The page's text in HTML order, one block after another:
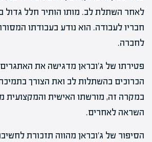
לאחר השתלת לב. מותו הותיר חלל גדול
חבריו לעבודה. הוא נודע בעבודתו
לחברה.
פטירתו של ג'ובראן מדגישה את האתגרים
הכרוכים בהשתלות לב ואת הצורך
במקרה זה, מורשתו האישית והמקצועית
השראה לאחרים.
הסיפור של ג'ובראן מהווה תזכורת